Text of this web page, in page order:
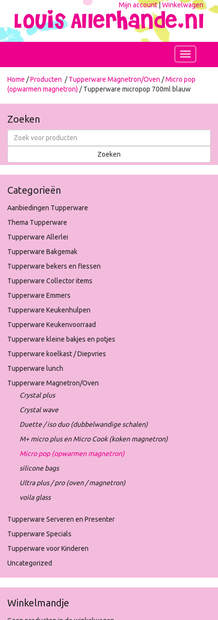
Mijn account|Winkelwagen
Toggle
navigation
Home /Producten /Tupperware Magnetron/Oven /Micro pop
(opwarmen magnetron) / Tupperware micropop 700ml blauw
Zoeken
Categorieën
Aanbiedingen Tupperware
Thema Tupperware
Tupperware Allerlei
Tupperware Bakgemak
Tupperware bekers en flessen
Tupperware Collector items
Tupperware Emmers
Tupperware Keukenhulpen
Tupperware Keukenvoorraad
Tupperware kleine bakjes en potjes
Tupperware koelkast / Diepvries
Tupperware lunch
Tupperware Magnetron/Oven
Crystal plus
Crystal wave
Duette / iso duo (dubbelwandige schalen)
M+ micro plus en Micro Cook (koken magnetron)
Micro pop (opwarmen magnetron)
silicone bags
Ultra plus / pro (oven / magnetron)
voila glass
Tupperware Serveren en Presenter
Tupperware Specials
Tupperware voor Kinderen
Uncategorized
Winkelmandje